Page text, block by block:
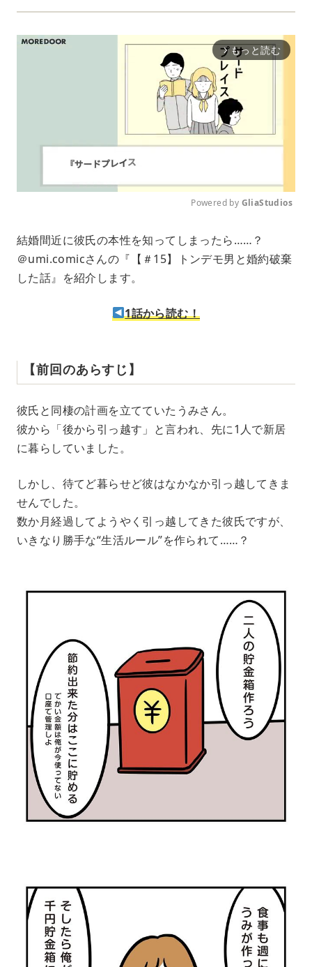
arrow_forward_ios もっと読む
u
t
Powered by GliaStudios
結婚間近に彼氏の本性を知ってしまったら……？
＠umi.comicさんの『【＃15】トンデモ男と婚約破棄
した話』を紹介します。
1話から読む！
【前回のあらすじ】
彼氏と同棲の計画を立てていたうみさん。
彼から「後から引っ越す」と言われ、先に1人で新居
に暮らしていました。
しかし、待てど暮らせど彼はなかなか引っ越してきま
せんでした。
数か月経過してようやく引っ越してきた彼氏ですが、
いきなり勝手な“生活ルール”を作られて……？